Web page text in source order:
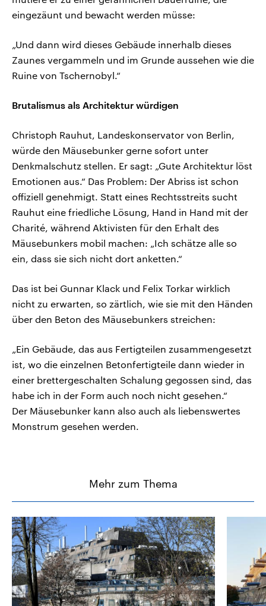
eingezäunt und bewacht werden müsse:
„Und dann wird dieses Gebäude innerhalb dieses
Zaunes vergammeln und im Grunde aussehen wie die
Ruine von Tschernobyl.“
Brutalismus als Architektur würdigen
Christoph Rauhut, Landeskonservator von Berlin,
würde den Mäusebunker gerne sofort unter
Denkmalschutz stellen. Er sagt: „Gute Architektur löst
Emotionen aus.“ Das Problem: Der Abriss ist schon
offiziell genehmigt. Statt eines Rechtsstreits sucht
Rauhut eine friedliche Lösung, Hand in Hand mit der
Charité, während Aktivisten für den Erhalt des
Mäusebunkers mobil machen: „Ich schätze alle so
ein, dass sie sich nicht dort anketten.“
Das ist bei Gunnar Klack und Felix Torkar wirklich
nicht zu erwarten, so zärtlich, wie sie mit den Händen
über den Beton des Mäusebunkers streichen:
„Ein Gebäude, das aus Fertigteilen zusammengesetzt
ist, wo die einzelnen Betonfertigteile dann wieder in
einer brettergeschalten Schalung gegossen sind, das
habe ich in der Form auch noch nicht gesehen.“
Der Mäusebunker kann also auch als liebenswertes
Monstrum gesehen werden.
Mehr zum Thema